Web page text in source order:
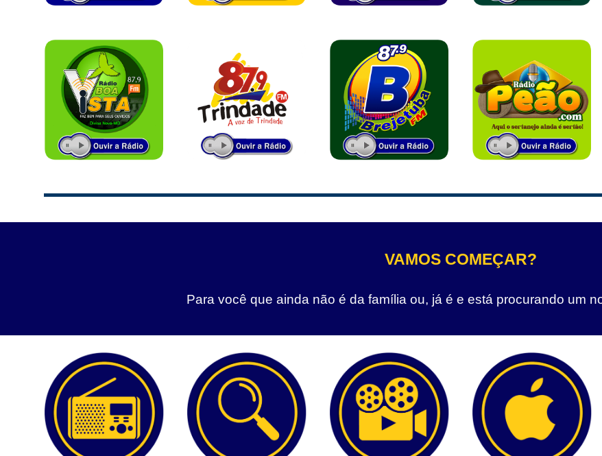
VAMOS COMEÇAR?
Para você que ainda não é da família ou, já é e está procurando um